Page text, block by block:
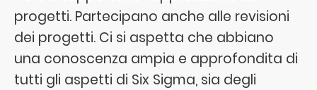
progetti. Partecipano anche alle revisioni
dei progetti. Ci si aspetta che abbiano
una conoscenza ampia e approfondita di
tutti gli aspetti di Six Sigma, sia degli